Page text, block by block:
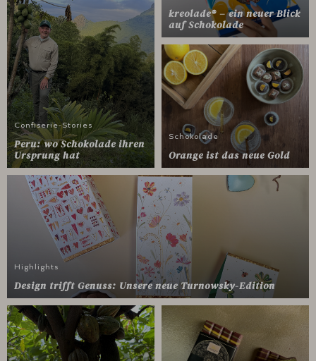
Confiserie-Stories
Peru: wo Schokolade ihren
Ursprung hat
kreolade® – ein neuer Blick
auf Schokolade
Schokolade
Orange ist das neue Gold
Highlights
Design trifft Genuss: Unsere neue Turnowsky-Edition